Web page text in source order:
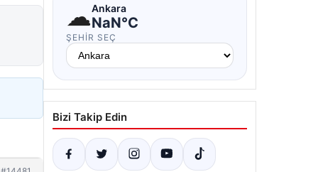
☁Ankara
NaN°C
ŞEHIR SEÇ
Bizi Takip Edin